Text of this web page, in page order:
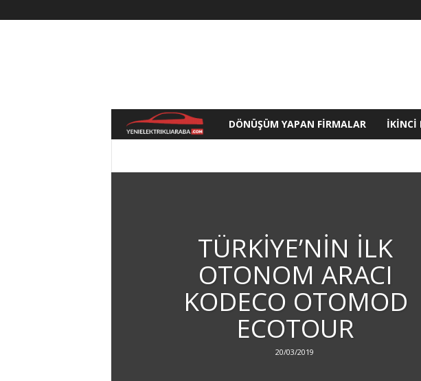
DÖNÜŞÜM YAPAN FIRMALAR İKINCI
TÜRKIYE’NIN İLK
OTONOM ARACI
KODECO OTOMOD
ECOTOUR
20/03/2019